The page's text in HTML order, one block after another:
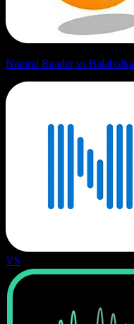
Natural Reader vs Balabolka
VS